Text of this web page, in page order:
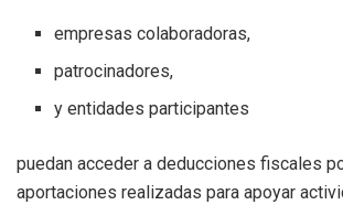
empresas colaboradoras,
patrocinadores,
y entidades participantes
puedan acceder a deducciones fiscales
aportaciones realizadas para apoyar